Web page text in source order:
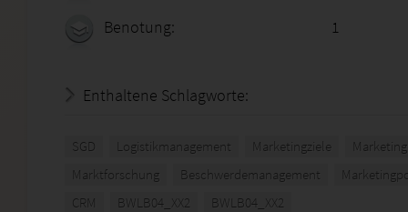
Benotung: 1
Enthaltene Schlagworte:
SGD Logistikmanagement Marketingziele
Marketing
Marktforschung
Beschwerdemanagement
CRM
BWLB04_XX2 BWLB04_XX2